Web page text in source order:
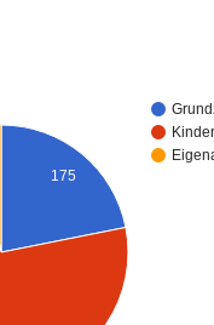
175